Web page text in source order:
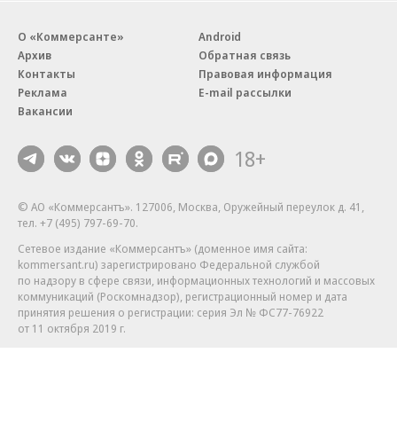
О «Коммерсанте»
Архив
Контакты
Реклама
Вакансии
Android
Обратная связь
Правовая информация
E-mail рассылки
18+
© АО «Коммерсантъ». 127006, Москва, Оружейный переулок д. 41,
тел. +7 (495) 797-69-70.
Сетевое издание «Коммерсантъ» (доменное имя сайта:
kommersant.ru) зарегистрировано Федеральной службой
по надзору в сфере связи, информационных технологий и массовых
коммуникаций (Роскомнадзор), регистрационный номер и дата
принятия решения о регистрации: серия Эл № ФС77-76922
от 11 октября 2019 г.